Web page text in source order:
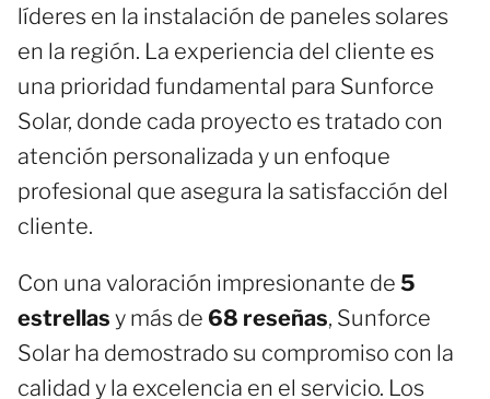
líderes en la instalación de paneles solares
en la región. La experiencia del cliente es
una prioridad fundamental para Sunforce
Solar, donde cada proyecto es tratado con
atención personalizada y un enfoque
profesional que asegura la satisfacción del
cliente.
Con una valoración impresionante de 5
estrellas y más de 68 reseñas, Sunforce
Solar ha demostrado su compromiso con la
calidad y la excelencia en el servicio. Los